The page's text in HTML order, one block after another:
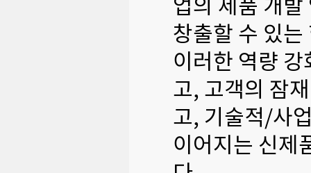
업의 제품 개
창출할 수 있
이러한 역량
고, 고객의 잠
고, 기술적/사
이어지는 신제